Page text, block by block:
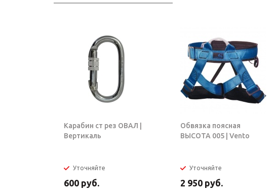
Карабин ст рез ОВАЛ |
Вертикаль
Уточняйте
600 руб.
Обвязка поясная
ВЫСОТА 005 | Vento
Уточняйте
2 950 руб.